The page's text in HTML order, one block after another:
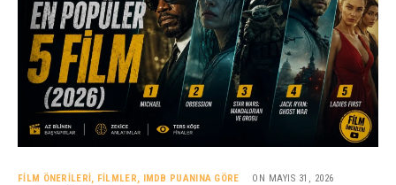
FILM ÖNERILERI, FILMLER, IMDB PUANINA GÖRE
ON MAYIS 31, 2026